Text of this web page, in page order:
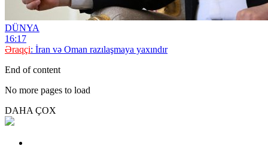
DÜNYA
16:17
Əraqçi: İran və Oman razılaşmaya yaxındır
End of content
No more pages to load
DAHA ÇOX